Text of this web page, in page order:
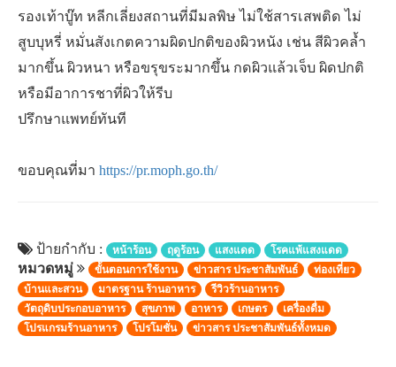
รองเท้าบู๊ท หลีกเลี่ยงสถานที่มีมลพิษ ไม่ใช้สารเสพติด ไม่
สูบบุหรี่ หมั่นสังเกตความผิดปกติของผิวหนัง เช่น สีผิวคล้ำ
มากขึ้น ผิวหนา หรือขรุขระมากขึ้น กดผิวแล้วเจ็บ ผิดปกติ
หรือมีอาการชาที่ผิวให้รีบ
ปรึกษาแพทย์ทันที
ขอบคุณที่มา https://pr.moph.go.th/
ป้ายกำกับ : หน้าร้อน ฤดูร้อน แสงแดด โรคแพ้แสงแดด
หมวดหมู่ ขั้นตอนการใช้งาน ข่าวสาร ประชาสัมพันธ์
ท่องเที่ยว
บ้านและสวน
มาตรฐาน ร้านอาหาร
รีวิวร้านอาหาร
วัตถุดิบประกอบอาหาร
สุขภาพ อาหาร เกษตร
เครื่องดื่ม
โปรแกรมร้านอาหาร
โปรโมชั่น ข่าวสาร ประชาสัมพันธ์ทั้งหมด